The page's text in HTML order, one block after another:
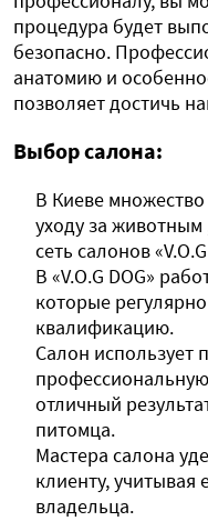
процедура будет
безопасно.
анатомию и
позволяет достичь
Выбор салона:
В Киеве
уходу за
сеть салонов
В «V.O.G DOG»
которые
квалификацию.
Салон использует
профессиональную
отличный
питомца.
Мастера салона
клиенту, учитывая
владельца.